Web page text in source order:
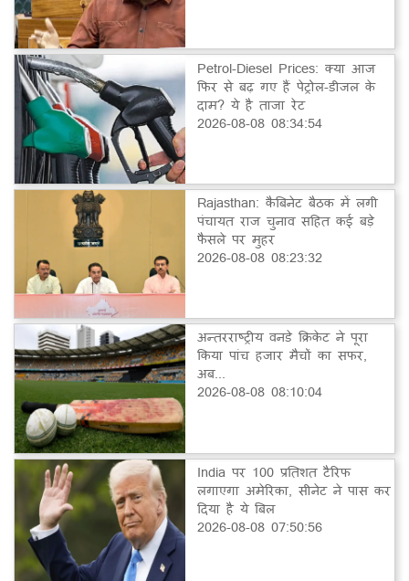
Petrol-Diesel Prices: क्या आज
फिर से बढ़ गए हैं पेट्रोल-डीजल के
दाम? ये है ताजा रेट
2026-08-08 08:34:54
Rajasthan: कैबिनेट बैठक में लगी
पंचायत राज चुनाव सहित कई बड़े
फैसले पर मुहर
2026-08-08 08:23:32
अन्तरराष्ट्रीय वनडे क्रिकेट ने पूरा
किया पांच हजार मैचों का सफर,
अब...
2026-08-08 08:10:04
India पर 100 प्रतिशत टैरिफ
लगाएगा अमेरिका, सीनेट ने पास कर
दिया है ये बिल
2026-08-08 07:50:56